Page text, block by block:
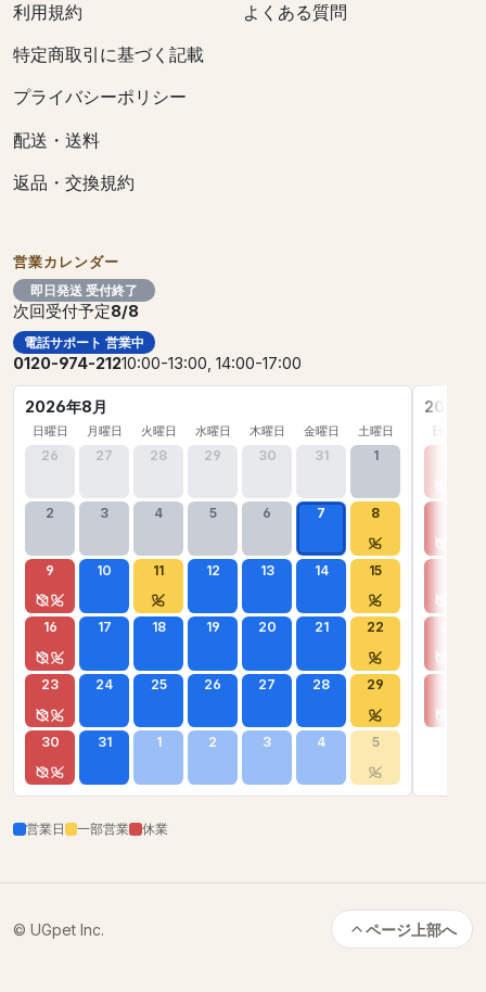
利用規約
特定商取引に基づく記載
プライバシーポリシー
配送・送料
返品・交換規約
よくある質問
営業カレンダー
即日発送 受付終了
次回受付予定8/8
電話サポート 営業中
0120-974-21210:00-13:00, 14:00-17:00
2026年8月
日曜日 月曜日 火曜日 水曜日 木曜日 金曜日 土曜日
26 27 28 29 30 31 1
2 3 4 5 6 7 8
9 10 11 12 13 14 15
16 17 18 19 20 21 22
23 24 25 26 27 28 29
30 31 1 2 3 4 5
2026年
日曜日
営業日 一部営業 休業
© UGpet Inc. ページ上部へ